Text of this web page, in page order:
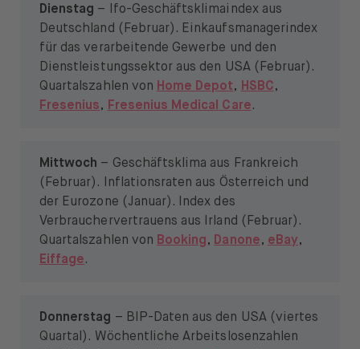
Dienstag – Ifo-Geschäftsklimaindex aus
Deutschland (Februar). Einkaufsmanagerindex
für das verarbeitende Gewerbe und den
Dienstleistungssektor aus den USA (Februar).
Quartalszahlen von Home Depot, HSBC,
Fresenius, Fresenius Medical Care.
Mittwoch – Geschäftsklima aus Frankreich
(Februar). Inflationsraten aus Österreich und
der Eurozone (Januar). Index des
Verbrauchervertrauens aus Irland (Februar).
Quartalszahlen von Booking, Danone, eBay,
Eiffage.
Donnerstag – BIP-Daten aus den USA (viertes
Quartal). Wöchentliche Arbeitslosenzahlen